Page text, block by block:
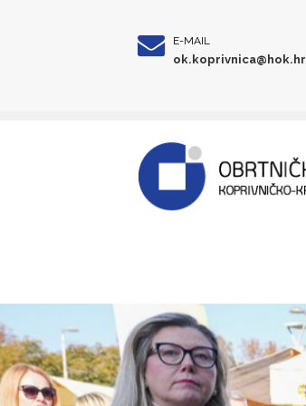
E-MAIL
ok.koprivnica@hok.hr